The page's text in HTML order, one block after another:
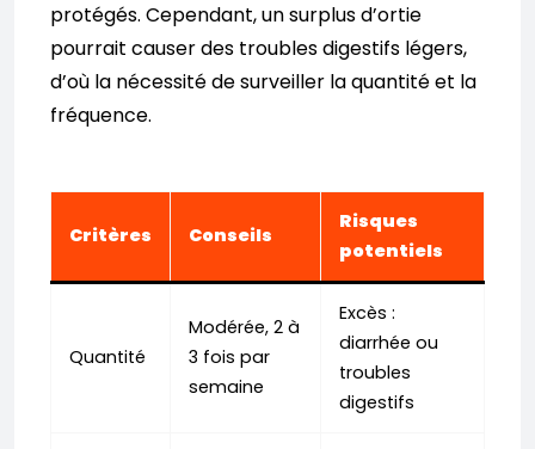
protégés. Cependant, un surplus d’ortie
pourrait causer des troubles digestifs légers,
d’où la nécessité de surveiller la quantité et la
fréquence.
Critères Conseils
Risques
potentiels
Quantité
Modérée, 2 à
3 fois par
semaine
Excès :
diarrhée ou
troubles
digestifs